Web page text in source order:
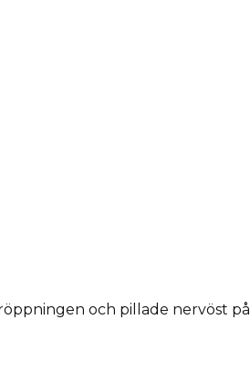
och pillade nervöst på